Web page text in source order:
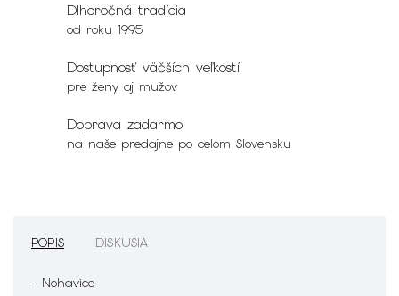
Dlhoročná tradícia
od roku 1995
Dostupnosť väčších veľkostí
pre ženy aj mužov
Doprava zadarmo
na naše predajne po celom Slovensku
POPIS DISKUSIA
- Nohavice